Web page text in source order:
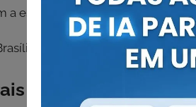
a esta data.
onde participa o presidente
para Dia da